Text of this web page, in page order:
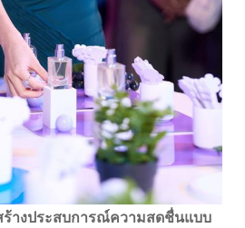
ร้างประสบการณ์ความสดชื่นแบบ